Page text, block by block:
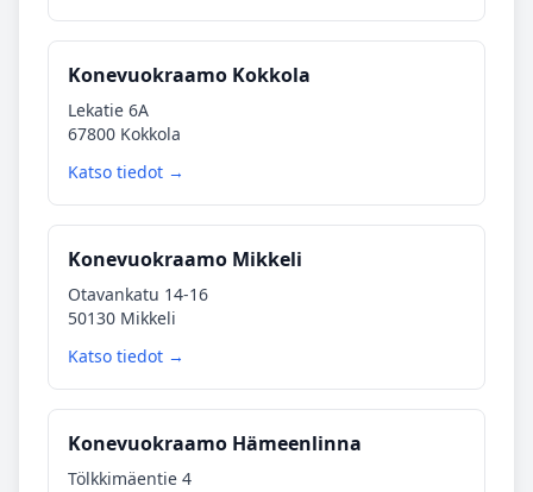
Konevuokraamo Kokkola
Lekatie 6A
67800 Kokkola
Katso tiedot →
Konevuokraamo Mikkeli
Otavankatu 14-16
50130 Mikkeli
Katso tiedot →
Konevuokraamo Hämeenlinna
Tölkkimäentie 4